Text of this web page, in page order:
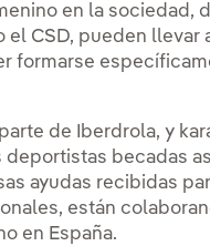
en la sociedad,
CSD, pueden llevar
formarse
de Iberdrola, y
deportistas becadas
ayudas recibidas
están
en España.